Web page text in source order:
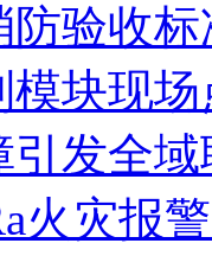
防验收标
块现
引发全
火灾报